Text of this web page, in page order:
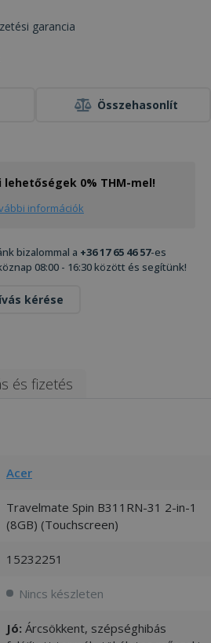
garancia
Összehasonlít
0% THM-mel!
információk
bizalommal a +36 17 65 46 57-es
08:00 - 16:30 között és segítünk!
kérése
és fizetés
Acer
Travelmate Spin B311RN-31 2-in-1
(8GB) (Touchscreen)
15232251
Nincs készleten
Jó: Árcsökkent, szépséghibás